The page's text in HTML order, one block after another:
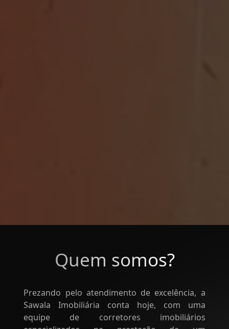
Quem somos?
Prezando pelo atendimento de excelência, a
Sawala Imobiliária conta hoje, com uma
equipe de corretores imobiliários